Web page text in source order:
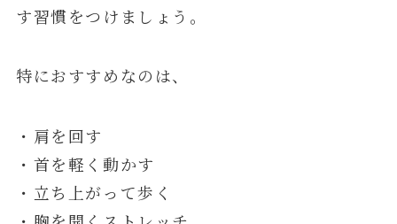
す習慣をつけましょう。
特におすすめなのは、
・肩を回す
・首を軽く動かす
・立ち上がって歩く